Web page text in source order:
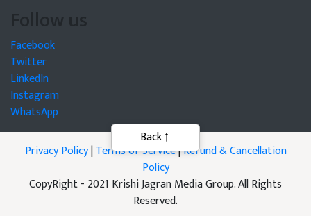
Follow us
Facebook
Twitter
LinkedIn
Instagram
WhatsApp
Privacy Policy|Terms of Service|Refund & Cancellation
Policy
CopyRight - 2021 Krishi Jagran Media Group. All Rights
Reserved.
Back